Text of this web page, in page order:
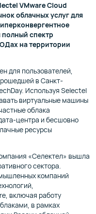
VMware Cloud
облачных услуг для
полный спектр
на территории
для пользователей,
в Санкт-
Используя Selectel
виртуальные машины
облака
центра и бесшовно
ресурсы
«Селектел» вышла
сектора.
компаний
включая работу
в рамках